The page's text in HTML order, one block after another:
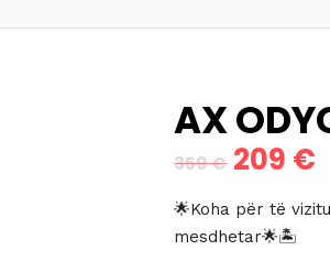
AX
359€ Çmimi
origjinal
qe:
209 €
i
🌟Koha për të
mesdhetar🌟🏝